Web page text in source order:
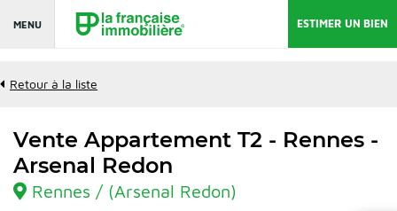
MENU ESTIMER UN BIEN
Retour à la liste
Vente Appartement T2 - Rennes -
Arsenal Redon
Rennes / (Arsenal Redon)